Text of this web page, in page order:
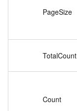
PageSize
TotalCount
Count